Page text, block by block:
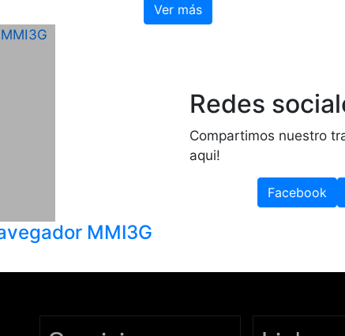
Ver más
MMI3G
Redes
Compartimos nuestro
aqui!
Facebook